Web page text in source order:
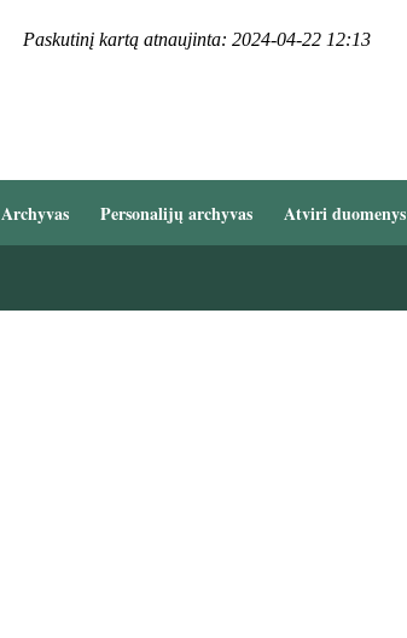
Paskutinį kartą atnaujinta: 2024-04-22 12:13
Archyvas Personalijų archyvas Atviri duomenys